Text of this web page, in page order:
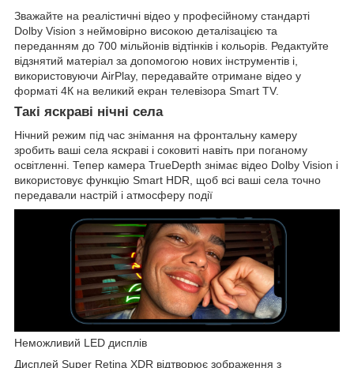
Зважайте на реалістичні відео у професійному стандарті
Dolby Vision з неймовірно високою деталізацією та
переданням до 700 мільйонів відтінків і кольорів. Редактуйте
відзнятий матеріал за допомогою нових інструментів і,
використовуючи AirPlay, передавайте отримане відео у
форматі 4К на великий екран телевізора Smart TV.
Такі яскраві нічні села
Нічний режим під час знімання на фронтальну камеру
зробить ваші села яскраві і соковиті навіть при поганому
освітленні. Тепер камера TrueDepth знімає відео Dolby Vision і
використовує функцію Smart HDR, щоб всі ваші села точно
передавали настрій і атмосферу події
Неможливий LED дисплів
Дисплей Super Retina XDR відтворює зображення з